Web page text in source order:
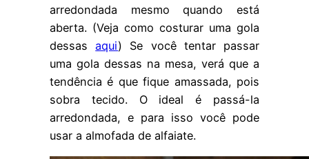
arredondada mesmo quando está
aberta. (Veja como costurar uma gola
dessasaqui) Se você tentar passar
uma gola dessas na mesa, verá que a
tendência é que fique amassada, pois
sobra tecido. O ideal é passá-la
arredondada, e para isso você pode
usar a almofada de alfaiate.